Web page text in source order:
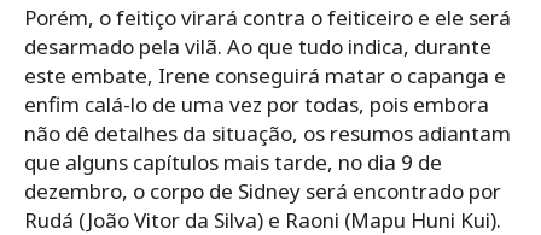
Porém, o feitiço virará contra o feiticeiro e ele será
desarmado pela vilã. Ao que tudo indica, durante
este embate, Irene conseguirá matar o capanga e
enfim calá-lo de uma vez por todas, pois embora
não dê detalhes da situação, os resumos adiantam
que alguns capítulos mais tarde, no dia 9 de
dezembro, o corpo de Sidney será encontrado por
Rudá (João Vitor da Silva) e Raoni (Mapu Huni Kui).